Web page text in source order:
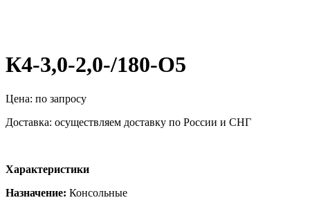
К4-3,0-2,0-/180-О5
Цена: по запросу
Доставка: осуществляем доставку по России и СНГ
Характеристики
Назначение: Консольные